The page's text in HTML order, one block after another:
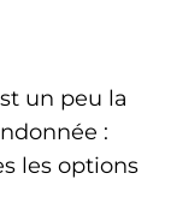
un peu la
:
les options